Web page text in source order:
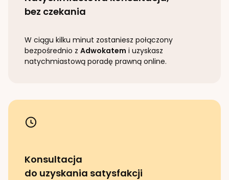
bez czekania
W ciągu kilku minut zostaniesz połączony
bezpośrednio z Adwokatem i uzyskasz
natychmiastową poradę prawną online.
Konsultacja
do uzyskania satysfakcji